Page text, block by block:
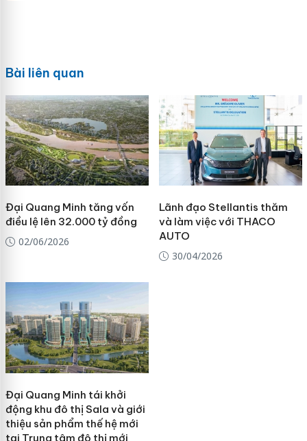
Bài liên quan
Đại Quang Minh tăng vốn
điều lệ lên 32.000 tỷ đồng
02/06/2026
Lãnh đạo Stellantis thăm
và làm việc với THACO
AUTO
30/04/2026
Đại Quang Minh tái khởi
động khu đô thị Sala và giới
thiệu sản phẩm thế hệ mới
tại Trung tâm đô thị mới